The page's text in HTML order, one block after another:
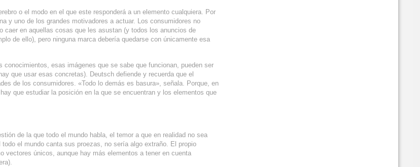
o el modo en el que este responderá a un elemento cualquiera. Por
y uno de los grandes motivadores a actuar. Los consumidores no
caer en aquellas cosas que les asustan (y todos los anuncios de
de ello), pero ninguna marca debería quedarse con únicamente esa
esas imágenes que se sabe que funcionan, pueden ser
que usar esas concretas). Deutsch defiende y recuerda que el
de los consumidores. «Todo lo demás es basura», señala. Porque, en
que estudiar la posición en la que se encuentran y los elementos que
de la que todo el mundo habla, el temor a que en realidad no sea
el mundo canta sus proezas, no sería algo extraño. El propio
vectores únicos, aunque hay más elementos a tener en cuenta